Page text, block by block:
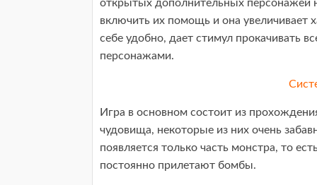
открытых дополнительных персонажей
включить их помощь и она увеличивает
себе удобно, дает стимул прокачивать
персонажами.
Игра в основном состоит из
чудовища, некоторые из них очень
появляется только часть монстра, то
постоянно прилетают бомбы.